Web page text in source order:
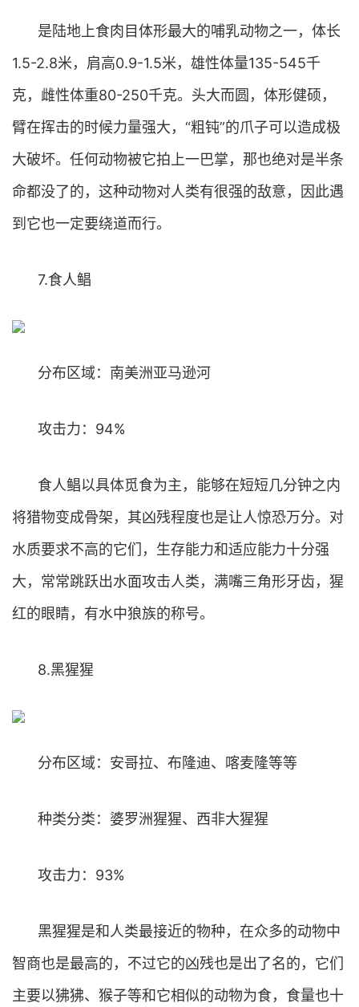
是陆地上食肉目体形最大的哺乳动物之一，体长
1.5-2.8米，肩高0.9-1.5米，雄性体量135-545千
克，雌性体重80-250千克。头大而圆，体形健硕，
臂在挥击的时候力量强大，“粗钝”的爪子可以造成极
大破坏。任何动物被它拍上一巴掌，那也绝对是半条
命都没了的，这种动物对人类有很强的敌意，因此遇
到它也一定要绕道而行。
7.食人鲳
分布区域：南美洲亚马逊河
攻击力：94%
食人鲳以具体觅食为主，能够在短短几分钟之内
将猎物变成骨架，其凶残程度也是让人惊恐万分。对
水质要求不高的它们，生存能力和适应能力十分强
大，常常跳跃出水面攻击人类，满嘴三角形牙齿，猩
红的眼睛，有水中狼族的称号。
8.黑猩猩
分布区域：安哥拉、布隆迪、喀麦隆等等
种类分类：婆罗洲猩猩、西非大猩猩
攻击力：93%
黑猩猩是和人类最接近的物种，在众多的动物中
智商也是最高的，不过它的凶残也是出了名的，它们
主要以狒狒、猴子等和它相似的动物为食，食量也十